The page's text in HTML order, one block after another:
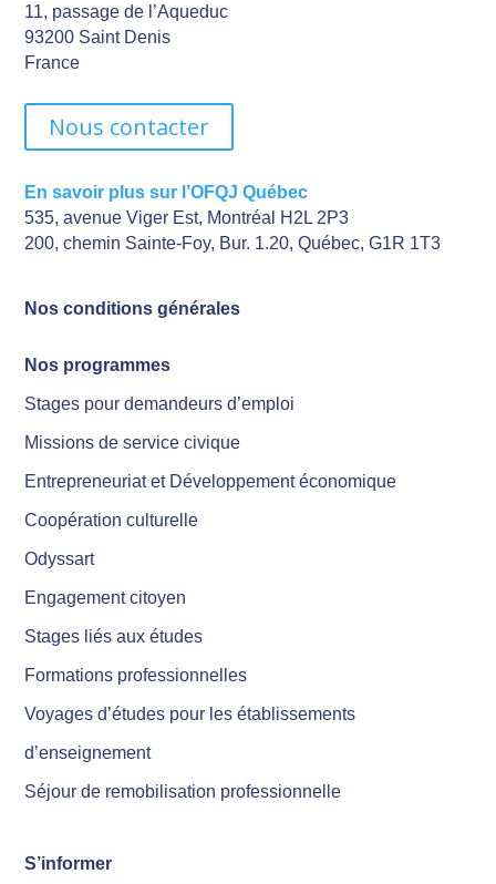
11, passage de l’Aqueduc
93200 Saint Denis
France
Nous contacter
En savoir plus sur l’OFQJ Québec
535, avenue Viger Est, Montréal H2L 2P3
200, chemin Sainte-Foy, Bur. 1.20, Québec, G1R 1T3
Nos conditions générales
Nos programmes
Stages pour demandeurs d’emploi
Missions de service civique
Entrepreneuriat et Développement économique
Coopération culturelle
Odyssart
Engagement citoyen
Stages liés aux études
Formations professionnelles
Voyages d’études pour les établissements
d’enseignement
Séjour de remobilisation professionnelle
S’informer